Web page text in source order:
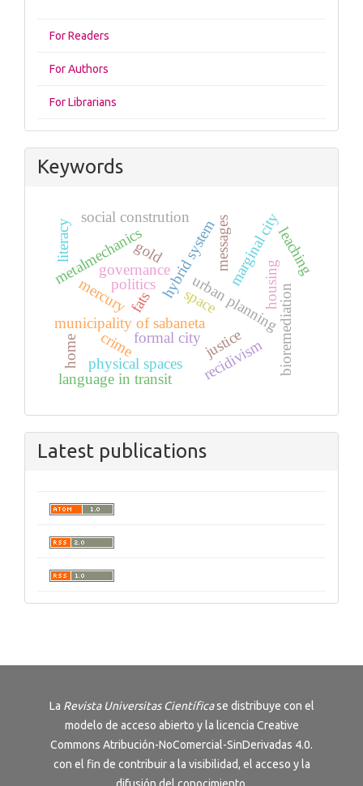
For Readers
For Authors
For Librarians
Keywords
urban planning
governance
municipality of sabaneta
hybrid system
bioremediation
metalmechanics
fats
social constrution marginal city
formal city
leaching
mercury
gold
justice
politics
crime recidivism
physical spaces
messages
literacy
language in transit
housing
space
home
Latest publications
La Revista Universitas Científicase distribuye con el
modelo de acceso abierto y la licencia Creative
Commons Atribución-NoComercial-SinDerivadas 4.0.
con el fin de contribuir a la visibilidad, el acceso y la